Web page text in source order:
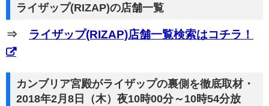
ライザップ(RIZAP)の店舗一覧
⇒ ライザップ(RIZAP)店舗一覧検索はコチラ！
カンブリア宮殿がライザップの裏側を徹底取材・
2018年2月8日（木）夜10時00分～10時54分放